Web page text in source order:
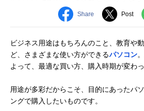
Share Post
ビジネス用途はもちろんのこと、教育や
ど、さまざまな使い方ができるパソコン
よって、最適な買い方、購入時期が変わっ
用途が多彩だからこそ、目的にあったパ
ングで購入したいものです。